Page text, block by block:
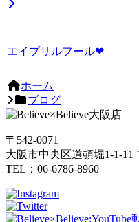
エイプリルフール❤
ホーム
ブログ
〒542-0071
大阪市中央区道頓堀1-1-
TEL：06-6786-8960